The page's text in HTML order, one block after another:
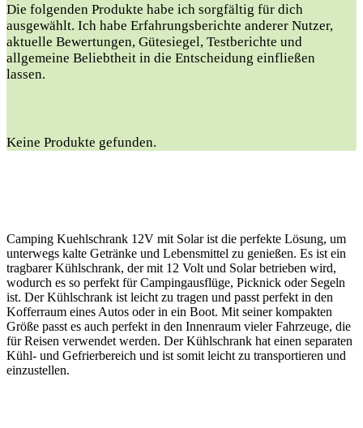
Die folgenden​ Produkte‌ habe⁤ ich sorgfältig für dich
⁤ausgewählt. Ich habe ‌Erfahrungsberichte anderer Nutzer,
aktuelle Bewertungen,⁢ Gütesiegel, Testberichte ⁢und⁤
allgemeine Beliebtheit in die ‍Entscheidung einfließen
lassen.
Keine Produkte gefunden.
Camping Kuehlschrank 12V mit Solar ist die perfekte Lösung, um
unterwegs kalte Getränke und Lebensmittel zu genießen. Es ist ein
tragbarer Kühlschrank, der mit 12 Volt und Solar betrieben wird,
wodurch es so perfekt für Campingausflüge, Picknick oder Segeln
ist. Der Kühlschrank ist leicht zu tragen und passt perfekt in den
Kofferraum eines Autos oder in ein Boot. Mit seiner kompakten
Größe passt es auch perfekt in den Innenraum vieler Fahrzeuge, die
für Reisen verwendet werden. Der Kühlschrank hat einen separaten
Kühl- und Gefrierbereich und ist somit leicht zu transportieren und
einzustellen.